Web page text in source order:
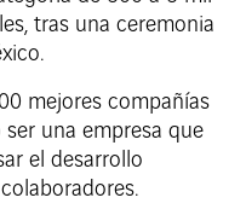
tras una ceremonia
mejores compañías
una empresa que
el desarrollo